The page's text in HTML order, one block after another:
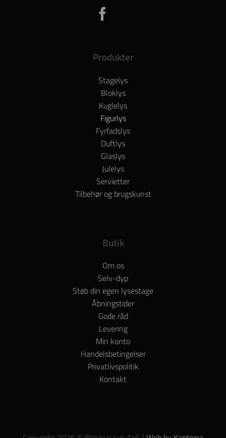
Produkter
Stagelys
Bloklys
Kuglelys
Figurlys
Fyrfadslys
Duftlys
Glaslys
Julelys
Servietter
Tilbehør og brugskunst
Butik
Om os
Selv-dyp
Støb din egen lysestage
Åbningstider
Gode råd
Levering
Min konto
Handelsbetingelser
Privatlivspolitik
Kontakt